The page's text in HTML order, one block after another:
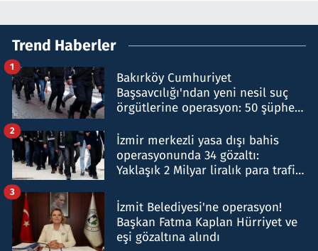
Trend Haberler
Bakırköy Cumhuriyet
Başsavcılığı'ndan yeni nesil suç
örgütlerine operasyon: 50 şüpheli
1
İzmir merkezli yasa dışı bahis
operasyonunda 34 gözaltı:
Yaklaşık 2 Milyar liralık para trafiği
2
İzmit Belediyesi'ne operasyon!
Başkan Fatma Kaplan Hürriyet ve
eşi gözaltına alındı
3